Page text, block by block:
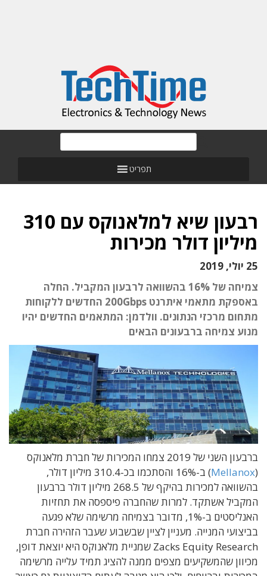
תפריט
רבעון שיא למלאנוקס עם 310
מיליון דולר מכירות
25 יולי, 2019
צמיחה של 16% בהשוואה לרבעון המקביל. החלה
באספקת מתאמי איתרנט 200Gbps החדשים ללקוחות
מתחום מרכזי הנתונים. וולדמן: המתאמים החדשים יהיו
מנוע צמיחה ברבעונים הבאים
ברבעון השני של 2019 צמחו המכירות של חברת מלאנוקס
(
Mellanox
) ב-16% והסתכמו בכ-310.4 מיליון דולר,
בהשוואה למכירות בהיקף של 268.5 מיליון דולר ברבעון
המקביל אשתקד. למרות שהחברה פיספסה את תחזיות
האנליסטים ב-1%, מדובר בצמיחה מרשימה שלא פגעה
בביצועי המנייה. מעניין לציין שבשבוע שעבר הזהירה חברת
Zacks Equity Research שמניית מלאנוקס היא יוצאת דופן,
מכיוון שהמשקיעים מצפים ממנה להציג תמיד עלייה מרשימה